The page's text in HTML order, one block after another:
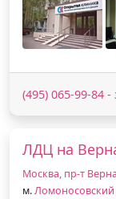
(495) 065-99-84 -
ЛДЦ на
Москва, пр-т
м.Ломоносовский